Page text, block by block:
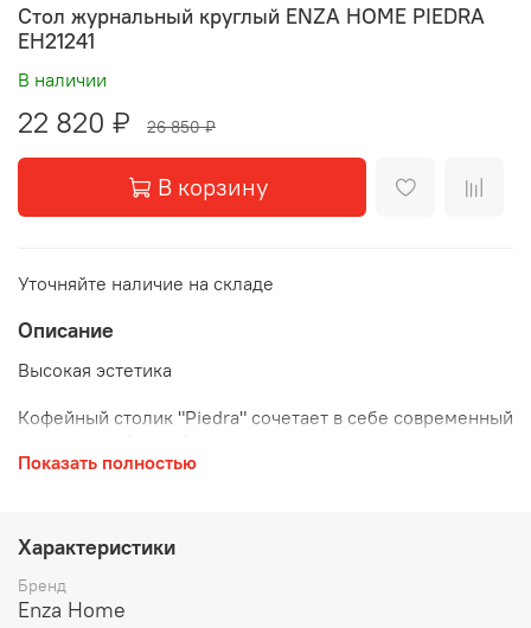
Стол журнальный круглый ENZA HOME PIEDRA
EH21241
В наличии
22 820 ₽ 26 850 ₽
В корзину
Уточняйте наличие на складе
Описание
Высокая эстетика
Кофейный столик "Piedra" сочетает в себе современный
эксклюзивным для Enza, и дополняет его простую
Показать полностью
Характеристики
Бренд
Enza Home